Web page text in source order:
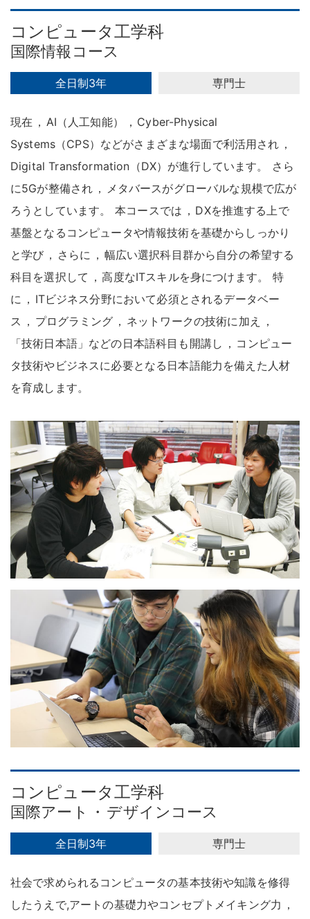
コンピュータ工学科
国際情報コース
全日制3年 専門士
現在 ， AI（人工知能） ， Cyber-Physical
Systems（CPS）などがさまざまな場面で利活用され ，
Digital Transformation（DX）が進行しています。
さら
に5Gが整備され ， メタバースがグローバルな規模で広が
ろうとしています。 本コースでは ， DXを推進する上で
基盤となるコンピュータや情報技術を基礎からしっかり
と学び ， さらに ， 幅広い選択科目群から自分の希望する
科目を選択して ， 高度なITスキルを身につけます。
特
に ， ITビジネス分野において必須とされるデータベー
ス ， プログラミング ， ネットワークの技術に加え
，
「技術日本語」などの日本語科目も開講し ， コンピュー
タ技術やビジネスに必要となる日本語能力を備えた人材
を育成します。
コンピュータ工学科
国際アート ・ デザインコース
全日制3年 専門士
社会で求められるコンピュータの基本技術や知識を修得
したうえで,アートの基礎力やコンセプトメイキング力 ，